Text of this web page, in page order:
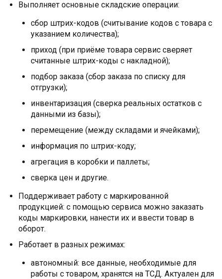
Выполняет основные складские операции:
сбор штрих-кодов (считывание кодов с товара с
указанием количества);
приход (при приёме товара сервис сверяет
считанные штрих-коды с накладной);
подбор заказа (сбор заказа по списку для
отгрузки);
инвентаризация (сверка реальных остатков с
данными из базы);
перемещение (между складами и ячейками);
информация по штрих-коду;
агрегация в коробки и паллеты;
сверка цен и другие.
Поддерживает работу с маркированной
продукцией: с помощью сервиса можно заказать
коды маркировки, нанести их и ввести товар в
оборот.
Работает в разных режимах:
автономный: все данные, необходимые для
работы с товаром, хранятся на ТСД. Актуален для